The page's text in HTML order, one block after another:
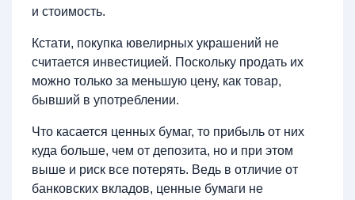
и стоимость.
Кстати, покупка ювелирных украшений не
считается инвестицией. Поскольку продать их
можно только за меньшую цену, как товар,
бывший в употреблении.
Что касается ценных бумаг, то прибыль от них
куда больше, чем от депозита, но и при этом
выше и риск все потерять. Ведь в отличие от
банковских вкладов, ценные бумаги не